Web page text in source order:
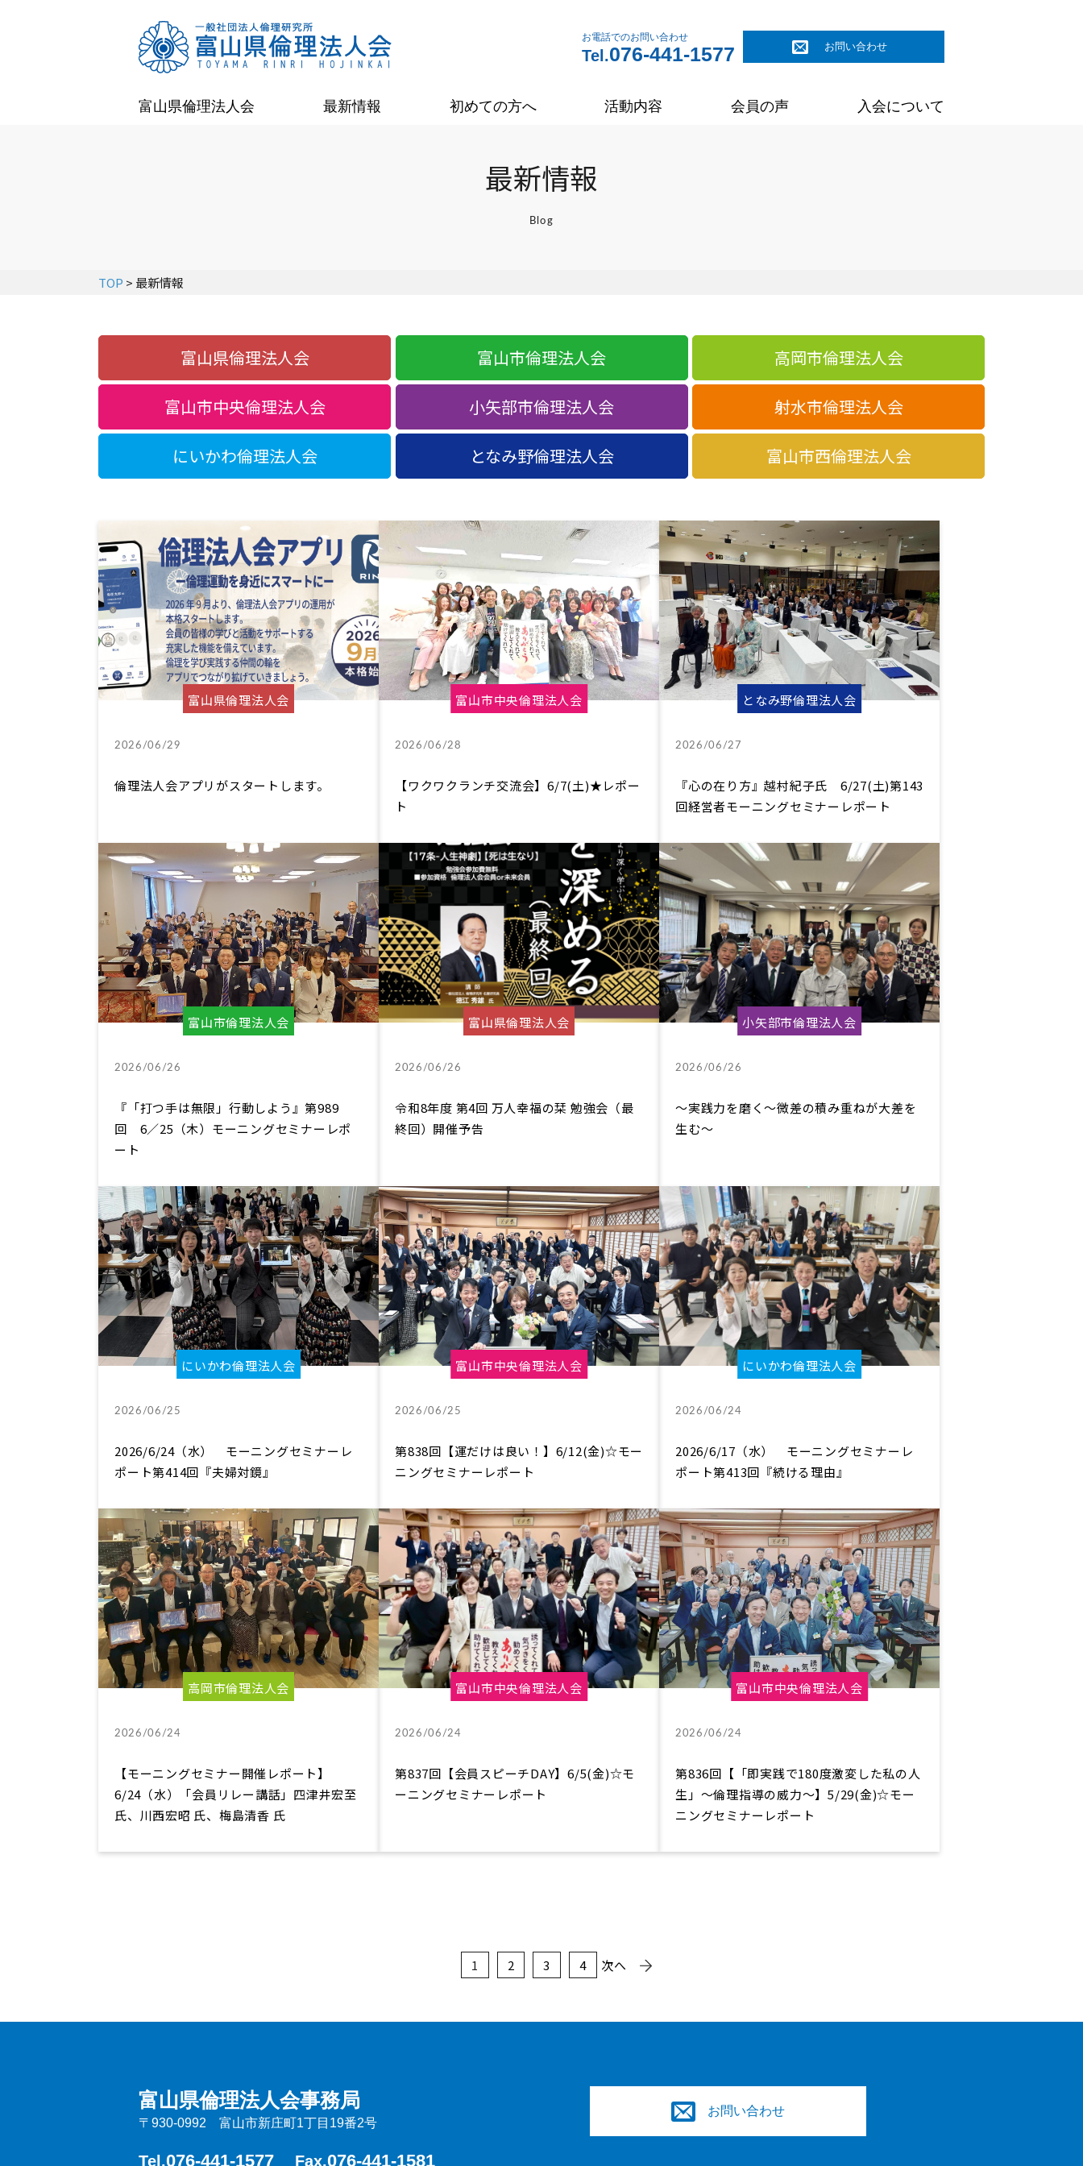
お問い合わせ
お電話でのお問い合わせ
Tel.076-441-1577
富山県倫理法人会 最新情報 初めての方へ 活動内容 会員の声 入会について
最新情報
Blog
TOP > 最新情報
富山県倫理法人会 富山市倫理法人会 高岡市倫理法人会
富山市中央倫理法人会 小矢部市倫理法人会 射水市倫理法人会
にいかわ倫理法人会 となみ野倫理法人会 富山市西倫理法人会
富山県倫理法人会
2026/06/29
倫理法人会アプリがスタートします。
富山市中央倫理法人会
2026/06/28
【ワクワクランチ交流会】6/7(土)★レポー
ト
となみ野倫理法人会
2026/06/27
『心の在り方』越村紀子氏 6/27(土)第143
回経営者モーニングセミナーレポート
富山市倫理法人会
2026/06/26
『「打つ手は無限」行動しよう』第989
回 6／25（木）モーニングセミナーレポ
ート
富山県倫理法人会
2026/06/26
令和8年度 第4回 万人幸福の栞 勉強会（最
終回）開催予告
小矢部市倫理法人会
2026/06/26
〜実践力を磨く～微差の積み重ねが大差を
生む～
にいかわ倫理法人会
2026/06/25
2026/6/24（水） モーニングセミナーレ
ポート第414回『夫婦対鏡』
富山市中央倫理法人会
2026/06/25
第838回【運だけは良い！】6/12(金)☆モー
ニングセミナーレポート
にいかわ倫理法人会
2026/06/24
2026/6/17（水） モーニングセミナーレ
ポート第413回『続ける理由』
高岡市倫理法人会
2026/06/24
【モーニングセミナー開催レポート】
6/24（水）「会員リレー講話」四津井宏至
氏、川西宏昭 氏、梅島清香 氏
富山市中央倫理法人会
2026/06/24
第837回【会員スピーチDAY】6/5(金)☆モ
ーニングセミナーレポート
富山市中央倫理法人会
2026/06/24
第836回【「即実践で180度激変した私の人
生」～倫理指導の威力～】5/29(金)☆モー
ニングセミナーレポート
1 2 3 4 次へ
富山県倫理法人会事務局
〒930-0992 富山市新庄町1丁目19番2号
Tel.076-441-1577 Fax.076-441-1581
お問い合わせ